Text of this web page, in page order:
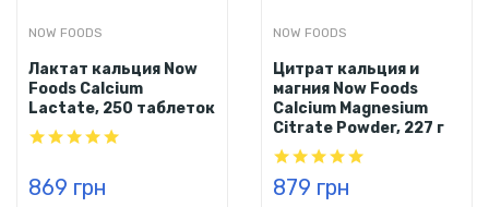
NOW FOODS
Лактат кальция Now
Foods Calcium
Lactate, 250 таблеток
869 грн
NOW FOODS
Цитрат кальция и
магния Now Foods
Calcium Magnesium
Citrate Powder, 227 г
879 грн